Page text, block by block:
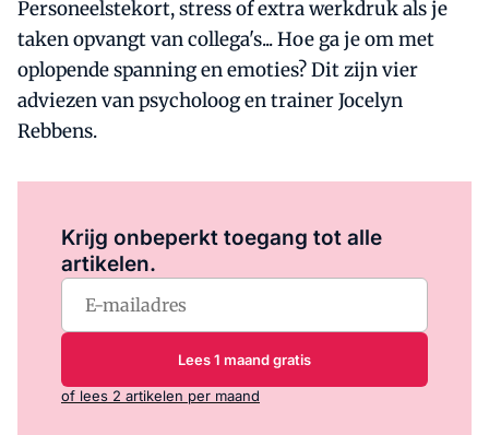
Personeelstekort, stress of extra werkdruk als je
taken opvangt van collega's... Hoe ga je om met
oplopende spanning en emoties? Dit zijn vier
adviezen van psycholoog en trainer Jocelyn
Rebbens.
Krijg onbeperkt toegang tot alle
artikelen.
Lees 1 maand gratis
of lees 2 artikelen per maand